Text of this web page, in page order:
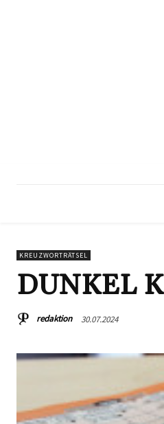
KREUZWORTRÄTSEL
DUNKEL
redaktion 30.07.2024